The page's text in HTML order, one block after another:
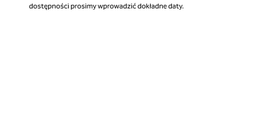
dostępności prosimy wprowadzić dokładne daty.